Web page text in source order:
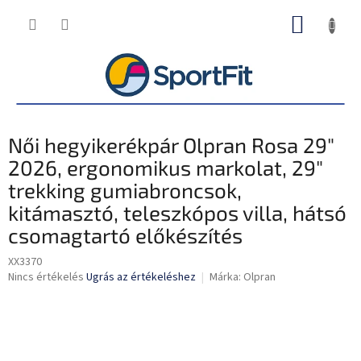
KOSÁR
Női hegyikerékpár Olpran Rosa 29"
2026, ergonomikus markolat, 29"
trekking gumiabroncsok,
kitámasztó, teleszkópos villa, hátsó
csomagtartó előkészítés
XX3370
A
Nincs értékelés Ugrás az értékeléshez Márka: Olpran